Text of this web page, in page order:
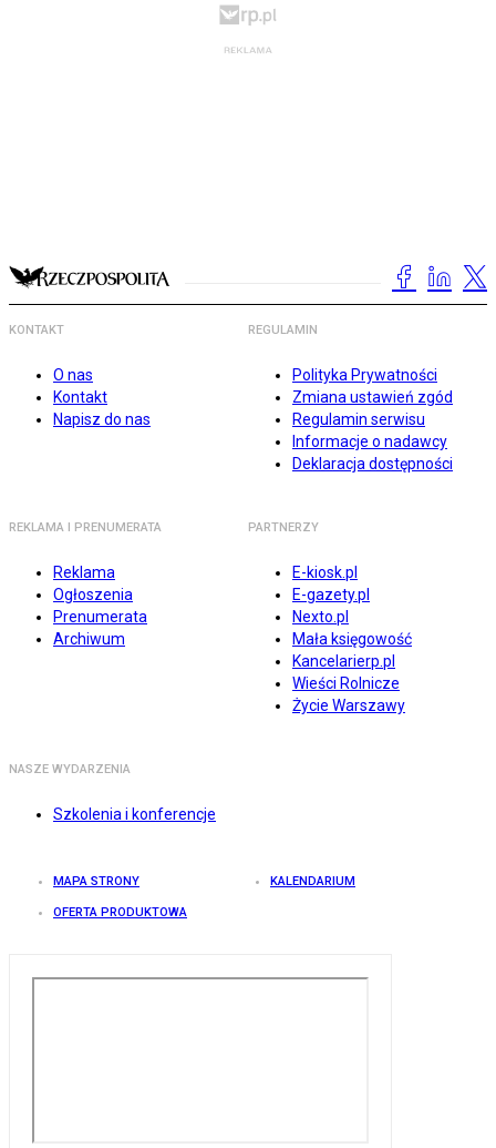
KONTAKT
O nas
Kontakt
Napisz do nas
REGULAMIN
Polityka Prywatności
Zmiana ustawień zgód
Regulamin serwisu
Informacje o nadawcy
Deklaracja dostępności
REKLAMA I PRENUMERATA
Reklama
Ogłoszenia
Prenumerata
Archiwum
PARTNERZY
E-kiosk.pl
E-gazety.pl
Nexto.pl
Mała księgowość
Kancelarierp.pl
Wieści Rolnicze
Życie Warszawy
NASZE WYDARZENIA
Szkolenia i konferencje
MAPA STRONY KALENDARIUM
OFERTA PRODUKTOWA